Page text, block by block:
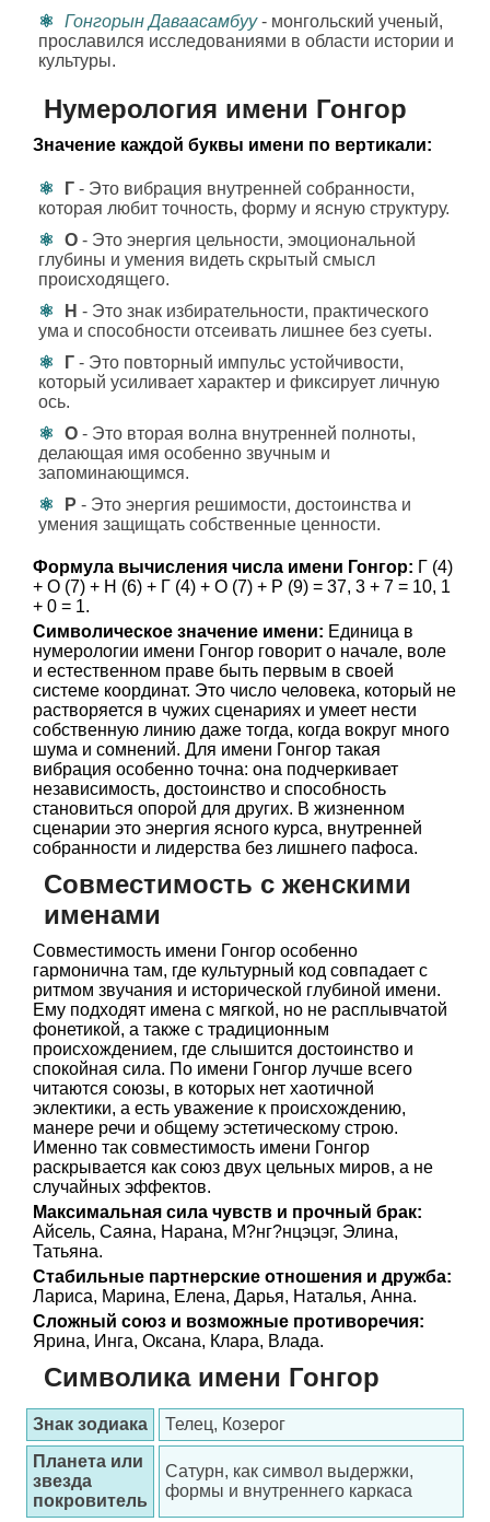
Гонгорын Даваасамбуу- монгольский ученый,
прославился исследованиями в области истории и
культуры.
Нумерология имени Гонгор
Значение каждой буквы имени по вертикали:
Г - Это вибрация внутренней собранности,
которая любит точность, форму и ясную структуру.
О - Это энергия цельности, эмоциональной
глубины и умения видеть скрытый смысл
происходящего.
Н - Это знак избирательности, практического
ума и способности отсеивать лишнее без суеты.
Г - Это повторный импульс устойчивости,
который усиливает характер и фиксирует личную
ось.
О - Это вторая волна внутренней полноты,
делающая имя особенно звучным и
запоминающимся.
Р - Это энергия решимости, достоинства и
умения защищать собственные ценности.
Формула вычисления числа имени Гонгор: Г (4)
+ О (7) + Н (6) + Г (4) + О (7) + Р (9) = 37, 3 + 7 = 10, 1
+ 0 = 1.
Символическое значение имени: Единица в
нумерологии имени Гонгор говорит о начале, воле
и естественном праве быть первым в своей
системе координат. Это число человека, который не
растворяется в чужих сценариях и умеет нести
собственную линию даже тогда, когда вокруг много
шума и сомнений. Для имени Гонгор такая
вибрация особенно точна: она подчеркивает
независимость, достоинство и способность
становиться опорой для других. В жизненном
сценарии это энергия ясного курса, внутренней
собранности и лидерства без лишнего пафоса.
Совместимость с женскими
именами
Совместимость имени Гонгор особенно
гармонична там, где культурный код совпадает с
ритмом звучания и исторической глубиной имени.
Ему подходят имена с мягкой, но не расплывчатой
фонетикой, а также с традиционным
происхождением, где слышится достоинство и
спокойная сила. По имени Гонгор лучше всего
читаются союзы, в которых нет хаотичной
эклектики, а есть уважение к происхождению,
манере речи и общему эстетическому строю.
Именно так совместимость имени Гонгор
раскрывается как союз двух цельных миров, а не
случайных эффектов.
Максимальная сила чувств и прочный брак:
Айсель, Саяна, Нарана, М?нг?нцэцэг, Элина,
Татьяна.
Стабильные партнерские отношения и дружба:
Лариса, Марина, Елена, Дарья, Наталья, Анна.
Сложный союз и возможные противоречия:
Ярина, Инга, Оксана, Клара, Влада.
Символика имени Гонгор
Знак зодиака
Телец, Козерог
Планета или
звезда
покровитель
Сатурн, как символ выдержки,
формы и внутреннего каркаса